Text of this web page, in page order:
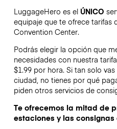
LuggageHero es el ÚNICO
equipaje que te ofrece tarifas
Convention Center.
Podrás elegir la opción que
necesidades con nuestra
$1.99 por hora. Si tan solo
ciudad, no tienes por qué
piden otros servicios de
Te ofrecemos la mitad de
estaciones y las